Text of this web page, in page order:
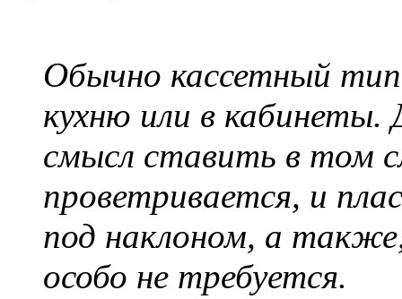
Обычно кассетный
кухню или в
смысл ставить в том
проветривается, и
под наклоном, а
особо не требуется.